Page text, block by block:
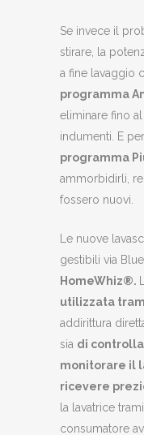
Se invece il
stirare, la
a fine lavaggio
programma
eliminare fino
indumenti. E
programma
ammorbidirli,
fossero nuovi.
Le nuove
gestibili via
HomeWhiz®.
utilizzata
addirittura
sia di
monitorare il
ricevere
la lavatrice
consumatore